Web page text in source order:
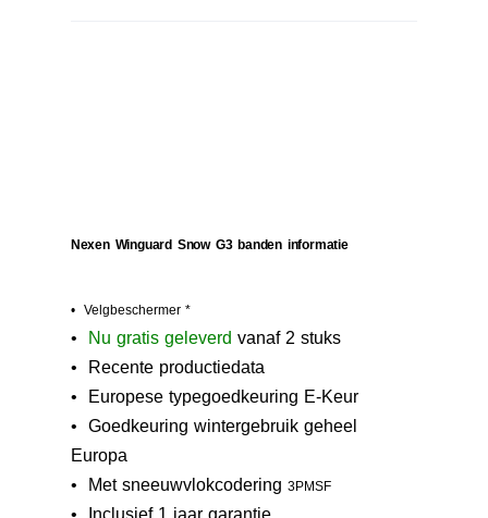
Nexen Winguard Snow G3 banden informatie
• Velgbeschermer *
• N u gratis geleverd vanaf 2 stuks
• Recente productiedata
• Europese typegoedkeuring E-Keur
• Goedkeuring wintergebruik geheel
Europa
• Met sneeuwvlokcodering 3PMSF
• Inclusief 1 jaar garantie